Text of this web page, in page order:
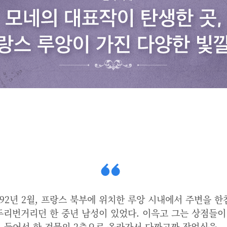
년 2월, 프랑스 북부에 위치한 루앙 시내에서 주변을 한
리번거리던 한 중년 남성이 있었다. 이윽고 그는 상점들이